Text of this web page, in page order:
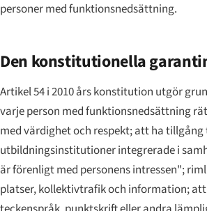
personer med funktionsnedsättning.
Den konstitutionella
Artikel 54 i 2010 års konstitution utgör
varje person med funktionsnedsättning
med värdighet och respekt; att ha
utbildningsinstitutioner integrerade i
är förenligt med personens intressen";
platser, kollektivtrafik och information;